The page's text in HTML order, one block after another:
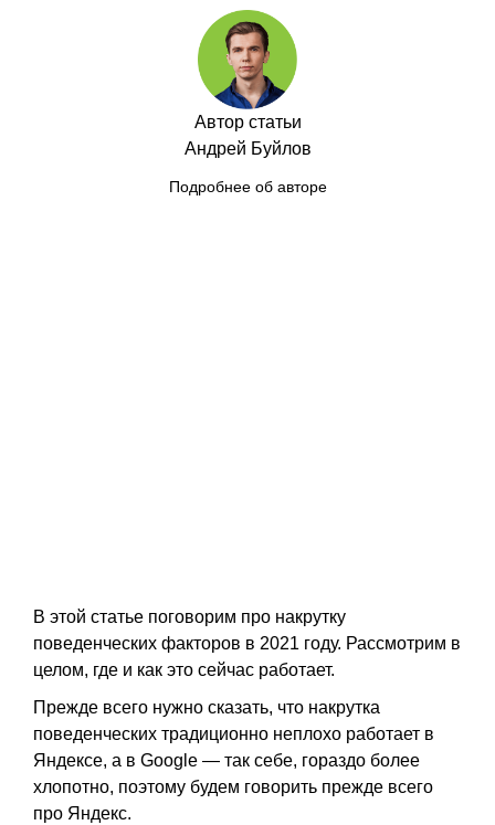
Автор статьи
Андрей Буйлов
Подробнее об авторе
В этой статье поговорим про накрутку
поведенческих факторов в 2021 году. Рассмотрим в
целом, где и как это сейчас работает.
Прежде всего нужно сказать, что накрутка
поведенческих традиционно неплохо работает в
Яндексе, а в Google — так себе, гораздо более
хлопотно, поэтому будем говорить прежде всего
про Яндекс.